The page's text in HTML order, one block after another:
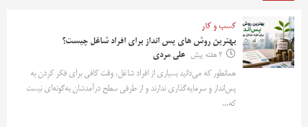
کسب و کار
بهترین روش‌ های پس‌ انداز برای افراد شاغل چیست؟
2 هفته پیش
علی مردی
همانطور که می‌دانید بسیاری از افراد شاغل، وقت کافی برای فکر کردن به
پس‌انداز و سرمایه‌گذاری ندارند و از طرفی سطح درآمدشان به‌گونه‌ای نیست
که...